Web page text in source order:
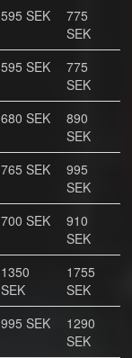
595 SEK
775
SEK
595 SEK
775
SEK
680 SEK
890
SEK
765 SEK
995
SEK
700 SEK
910
SEK
1350
SEK
1755
SEK
995 SEK
1290
SEK